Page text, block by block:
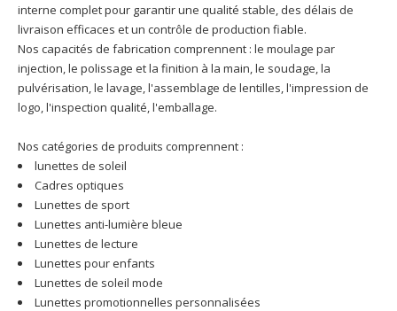
interne complet pour garantir une qualité stable, des délais de
livraison efficaces et un contrôle de production fiable.
Nos capacités de fabrication comprennent : le moulage par
injection, le polissage et la finition à la main, le soudage, la
pulvérisation, le lavage, l'assemblage de lentilles, l'impression de
logo, l'inspection qualité, l'emballage.
Nos catégories de produits comprennent :
lunettes de soleil
Cadres optiques
Lunettes de sport
Lunettes anti-lumière bleue
Lunettes de lecture
Lunettes pour enfants
Lunettes de soleil mode
Lunettes promotionnelles personnalisées